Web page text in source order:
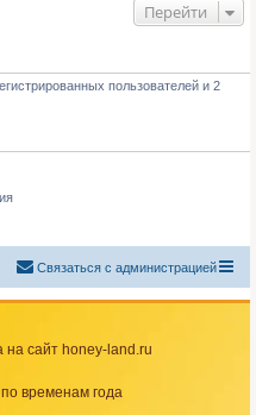
Перейти
пользователей и 2
Связаться с администрацией
на сайт honey-land.ru
временам года